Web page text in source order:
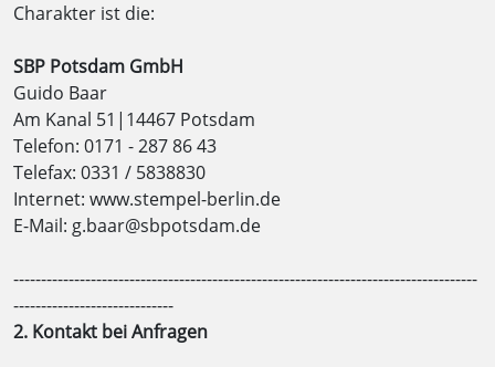
Charakter ist die:
SBP Potsdam GmbH
Guido Baar
Am Kanal 51|14467 Potsdam
Telefon: 0171 - 287 86 43
Telefax: 0331 / 5838830
Internet: www.stempel-berlin.de
E-Mail: g.baar@sbpotsdam.de
------------------------------------------------------------------------------------
-----------------------------
2. Kontakt bei Anfragen